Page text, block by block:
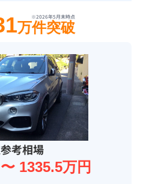
※2026年5月末時点
万件突破
考相場
1335.5万円